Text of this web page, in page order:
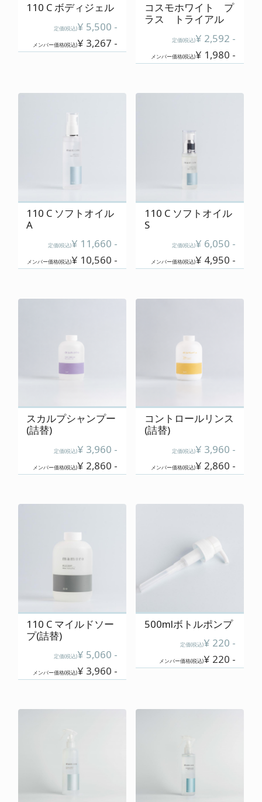
110 C ボディジェル
定価(税込)¥ 5,500 -
メンバー価格(税込)¥ 3,267 -
コスモホワイト プ
ラス トライアル
定価(税込)¥ 2,592 -
メンバー価格(税込)¥ 1,980 -
110 C ソフトオイル
A
定価(税込)¥ 11,660 -
メンバー価格(税込)¥ 10,560 -
110 C ソフトオイル
S
定価(税込)¥ 6,050 -
メンバー価格(税込)¥ 4,950 -
スカルプシャンプー
(詰替)
定価(税込)¥ 3,960 -
メンバー価格(税込)¥ 2,860 -
コントロールリンス
(詰替)
定価(税込)¥ 3,960 -
メンバー価格(税込)¥ 2,860 -
110 C マイルドソー
プ(詰替)
定価(税込)¥ 5,060 -
メンバー価格(税込)¥ 3,960 -
500mlボトルポンプ
定価(税込)¥ 220 -
メンバー価格(税込)¥ 220 -